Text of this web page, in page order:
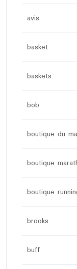
avis
basket
baskets
bob
boutique du
boutique
boutique
brooks
buff